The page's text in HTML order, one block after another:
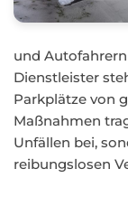
und
Dienstleister
Parkplätze von
Maßnahmen
Unfällen bei,
reibungslosen